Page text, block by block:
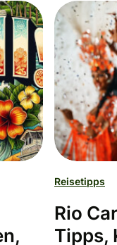
Reisetipps
Rio
Tipps,